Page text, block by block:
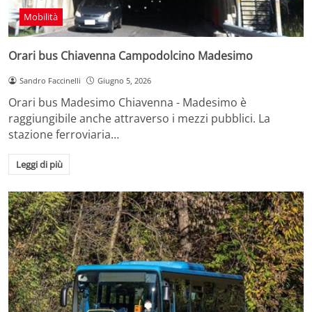
Mobilità
Orari bus Chiavenna Campodolcino Madesimo
Sandro Faccinelli Giugno 5, 2026
Orari bus Madesimo Chiavenna - Madesimo è
raggiungibile anche attraverso i mezzi pubblici. La
stazione ferroviaria…
Leggi di più